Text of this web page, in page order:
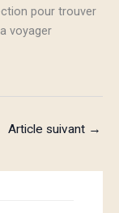
pour trouver
voyager
Article suivant →